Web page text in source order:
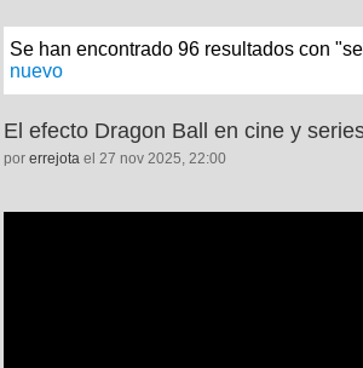
Se han encontrado 96 resultados con
nuevo
El efecto Dragon Ball en cine y
por errejota el 27 nov 2025, 22:00